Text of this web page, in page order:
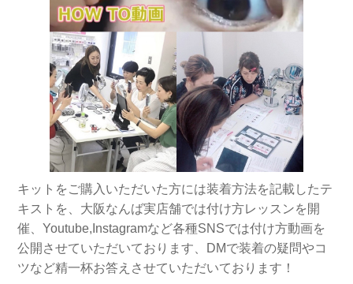
キットをご購入いただいた方には装着方法を記載したテ
キストを、大阪なんば実店舗では付け方レッスンを開
催、Youtube,Instagramなど各種SNSでは付け方動画を
公開させていただいております、DMで装着の疑問やコ
ツなど精一杯お答えさせていただいております！